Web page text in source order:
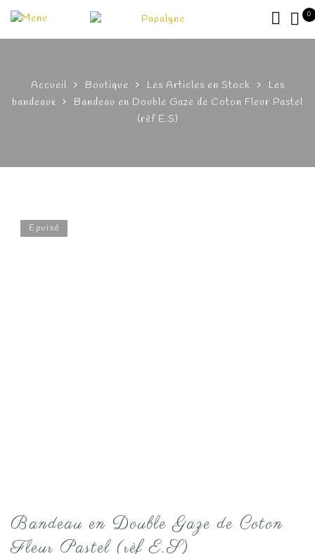
0
Accueil Boutique Les Articles en Stock
Les
bandeaux
Bandeau en Double Gaze de Coton Fleur Pastel
(rèf E.S)
Epuisé
Bandeau en Double Gaze de Coton
Fleur Pastel (rèf E.S)